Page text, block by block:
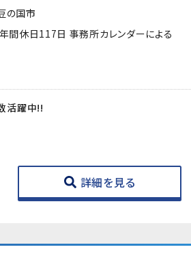
の国市
間休日117日 事務所カレンダーによる
活躍中!!
詳細を見る